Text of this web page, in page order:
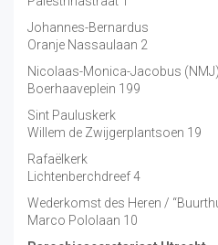
Johannes-Bernardus
Oranje Nassaulaan 2
Nicolaas-Monica-Jacobus (NMJ)
Boerhaaveplein 199
Sint Pauluskerk
Willem de Zwijgerplantsoen 19
Rafaëlkerk
Lichtenberchdreef 4
Wederkomst des Heren /
Marco Pololaan 10